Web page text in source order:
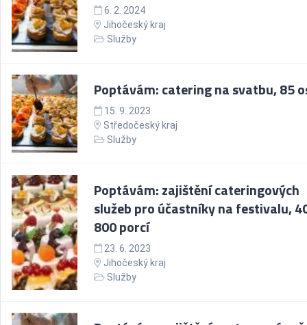
6. 2. 2024
Jihočeský kraj
Služby
Poptávám: catering na svatbu, 85
15. 9. 2023
Středočeský kraj
Služby
Poptávám: zajištění cateringových
služeb pro účastníky na festivalu,
800 porcí
23. 6. 2023
Jihočeský kraj
Služby